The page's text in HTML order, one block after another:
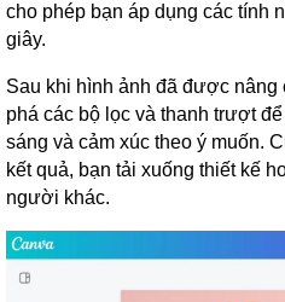
cho phép bạn áp dụng các tính
giây.
Sau khi hình ảnh đã được nâng
phá các bộ lọc và thanh trượt
sáng và cảm xúc theo ý muốn.
kết quả, bạn tải xuống thiết kế
người khác.